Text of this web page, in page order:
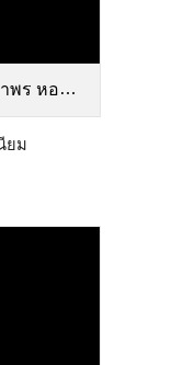
เนียม.pdf
ยม